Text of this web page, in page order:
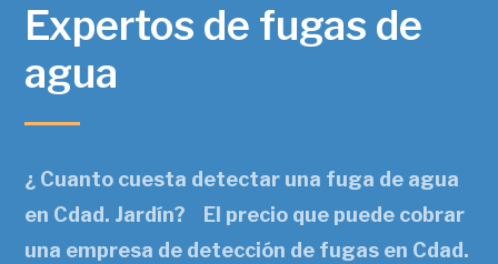
Expertos de fugas de
agua
¿ Cuanto cuesta detectar una fuga de agua
en Cdad. Jardín? El precio que puede cobrar
una empresa de detección de fugas en Cdad.